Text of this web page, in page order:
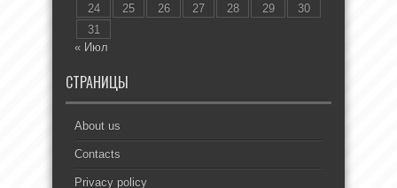
24
25 26 27 28 29
30
31
« Июл
СТРАНИЦЫ
About us
Contacts
Privacy policy